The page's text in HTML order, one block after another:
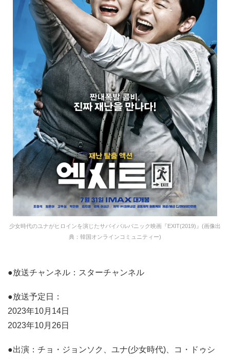
少女時代のユナがヒロインを演じたサバイバルパニック映画『EXIT(2019)』(画像出
典：韓国オンラインコミュニティー)
●放送チャンネル：スターチャンネル
●放送予定日：
2023年10月14日
2023年10月26日
●出演：チョ・ジョンソク、ユナ(少女時代)、コ・ドゥシ